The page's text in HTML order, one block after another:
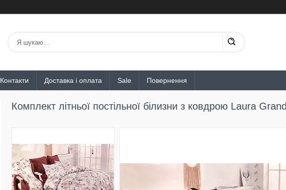
Контакти Доставка і оплата Sale Повернення
Комплект літньої постільної білизни з ковдрою Laura Grand